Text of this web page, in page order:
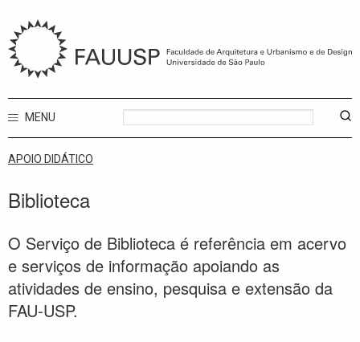
MENU
APOIO DIDÁTICO
Biblioteca
O Serviço de Biblioteca é referência em acervo
e serviços de informação apoiando as
atividades de ensino, pesquisa e extensão da
FAU-USP.